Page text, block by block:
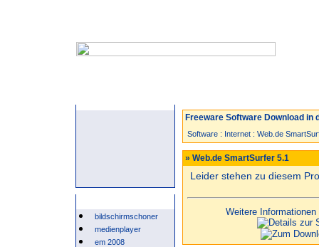
bildschirmschoner
medienplayer
em 2008
Freeware Software Download in
Software : Internet : Web.de
» Web.de SmartSurfer 5.1
Leider stehen zu diesem
Weitere